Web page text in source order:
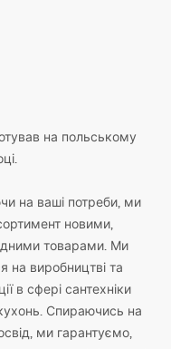
на польському
на ваші потреби, ми
новими,
товарами. Ми
на виробництві та
в сфері сантехніки
Спираючись на
ми гарантуємо,